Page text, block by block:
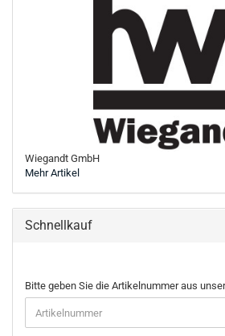
Wiegandt GmbH
Mehr Artikel
Schnellkauf
BITTE
GEBEN
SIE
DIE
Bitte geben Sie die Artikelnummer aus